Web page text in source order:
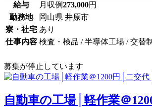
給与 月収例273,000円
勤務地
岡山県 井原市
寮・社宅 あり
仕事内容 検査・検品 / 半導体工場 / 交替制
募集が停止しています
自動車の工場│軽作業＠